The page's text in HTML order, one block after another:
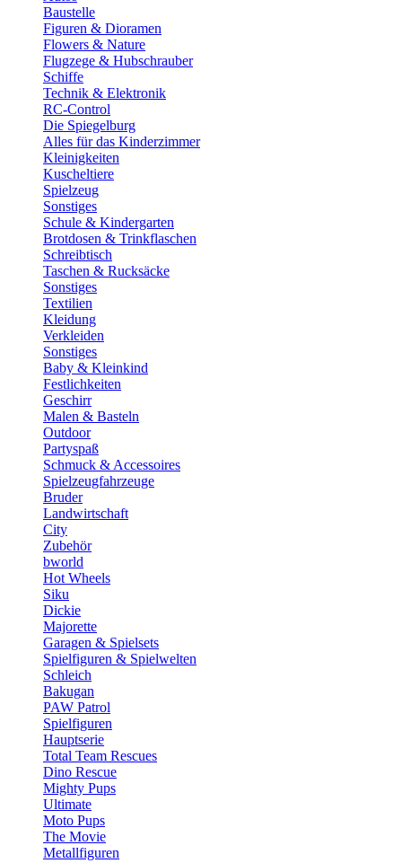
Baustelle
Figuren & Dioramen
Flowers & Nature
Flugzege & Hubschrauber
Schiffe
Technik & Elektronik
RC-Control
Die Spiegelburg
Alles für das Kinderzimmer
Kleinigkeiten
Kuscheltiere
Spielzeug
Sonstiges
Schule & Kindergarten
Brotdosen & Trinkflaschen
Schreibtisch
Taschen & Rucksäcke
Sonstiges
Textilien
Kleidung
Verkleiden
Sonstiges
Baby & Kleinkind
Festlichkeiten
Geschirr
Malen & Basteln
Outdoor
Partyspaß
Schmuck & Accessoires
Spielzeugfahrzeuge
Bruder
Landwirtschaft
City
Zubehör
bworld
Hot Wheels
Siku
Dickie
Majorette
Garagen & Spielsets
Spielfiguren & Spielwelten
Schleich
Bakugan
PAW Patrol
Spielfiguren
Hauptserie
Total Team Rescues
Dino Rescue
Mighty Pups
Ultimate
Moto Pups
The Movie
Metallfiguren